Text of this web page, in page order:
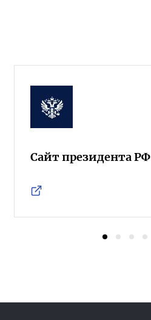
Сайт президента РФ